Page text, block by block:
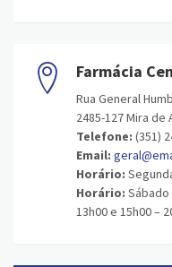
Farmácia
Rua General
2485-127 Mira de
Telefone: (351)
Email:
Horário:
Horário: Sábado
13h00 e 15h00 –